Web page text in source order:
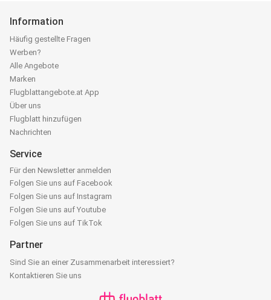
Information
Häufig gestellte Fragen
Werben?
Alle Angebote
Marken
Flugblattangebote.at App
Über uns
Flugblatt hinzufügen
Nachrichten
Service
Für den Newsletter anmelden
Folgen Sie uns auf Facebook
Folgen Sie uns auf Instagram
Folgen Sie uns auf Youtube
Folgen Sie uns auf TikTok
Partner
Sind Sie an einer Zusammenarbeit interessiert?
Kontaktieren Sie uns